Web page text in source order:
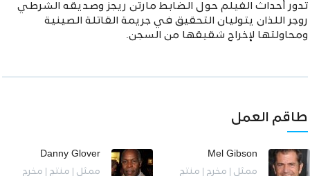
تدور أحداث الفيلم حول الضابط مارتن ريجز وصديقه الشرطي
روجر اللذان يتوليان التحقيق في جريمة القاتلة الصينية
ومحاولتها لإخراج شقيقها من السجن.
طاقم العمل
Mel Gibson
ممثل | مخرج | منتج
Danny Glover
ممثل | منتج | مخرج